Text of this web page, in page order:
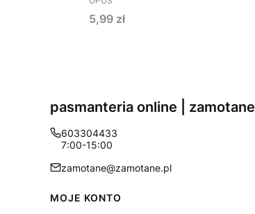
Cena
5,99 zł
pasmanteria online | zamotane
603304433
7:00-15:00
zamotane@zamotane.pl
Linki w stopce
MOJE KONTO